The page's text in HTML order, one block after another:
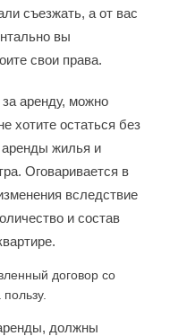
съезжать, а от вас
вы
свои права.
аренду, можно
хотите остаться без
аренды жилья и
Оговаривается в
вследствие
и состав
договор со
должны